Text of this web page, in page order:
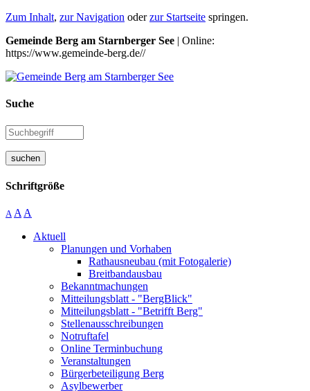
Zum Inhalt, zur Navigation oderzur Startseite springen.
Gemeinde Berg am Starnberger See | Online:
https://www.gemeinde-berg.de//
Suche
suchen
Schriftgröße
A A A
Aktuell
Planungen und Vorhaben
Rathausneubau (mit Fotogalerie)
Breitbandausbau
Bekanntmachungen
Mitteilungsblatt - "BergBlick"
Mitteilungsblatt - "Betrifft Berg"
Stellenausschreibungen
Notruftafel
Online Terminbuchung
Veranstaltungen
Bürgerbeteiligung Berg
Asylbewerber